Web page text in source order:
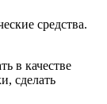
средства.
в качестве
сделать